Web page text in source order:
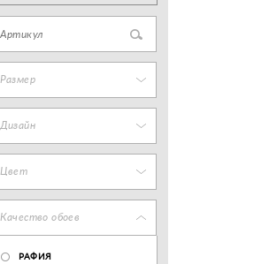
Размер
Дизайн
Цвет
Качество обоев
РАФИЯ